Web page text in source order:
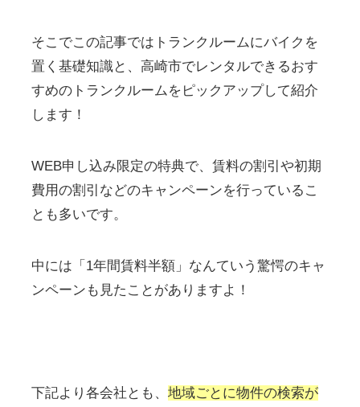
そこでこの記事ではトランクルームにバイクを
置く基礎知識と、高崎市でレンタルできるおす
すめのトランクルームをピックアップして紹介
します！
WEB申し込み限定の特典で、賃料の割引や初期
費用の割引などのキャンペーンを行っているこ
とも多いです。
中には「1年間賃料半額」なんていう驚愕のキャ
ンペーンも見たことがありますよ！
下記より各会社とも、 地域ごとに物件の検索が